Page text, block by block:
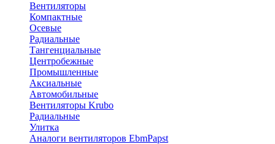
Вентиляторы
Компактные
Осевые
Радиальные
Тангенциальные
Центробежные
Промышленные
Аксиальные
Автомобильные
Вентиляторы Krubo
Радиальные
Улитка
Аналоги вентиляторов EbmPapst